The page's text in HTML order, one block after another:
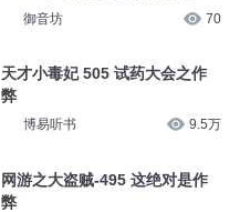
御音坊 70
天才小毒妃 505 试药大会之作
弊
博易听书 9.5万
网游之大盗贼-495 这绝对是作
弊